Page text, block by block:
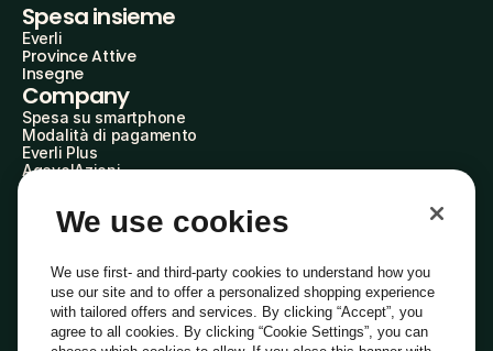
Spesa insieme
Everli
Province Attive
Insegne
Company
Spesa su smartphone
Modalità di pagamento
Everli Plus
AgevolAzioni
Everli Shoppers
Scopri chi siamo
Domande frequenti
Lavora con noi
Diventa Shopper
We use cookies
We use first- and third-party cookies to understand how you
use our site and to offer a personalized shopping experience
with tailored offers and services. By clicking “Accept”, you
agree to all cookies. By clicking “Cookie Settings”, you can